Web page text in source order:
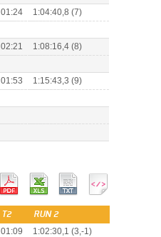
01:24 1:04:40,8 (7)
02:21 1:08:16,4 (8)
01:53 1:15:43,3 (9)
T2 RUN 2
01:09 1:02:30,1 (3,-1)